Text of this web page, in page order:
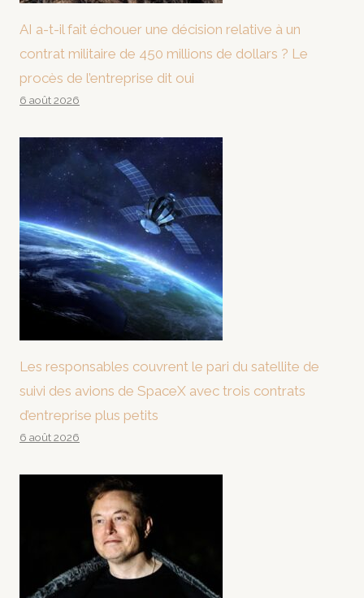
AI a-t-il fait échouer une décision relative à un
contrat militaire de 450 millions de dollars ? Le
procès de l’entreprise dit oui
6 août 2026
Les responsables couvrent le pari du satellite de
suivi des avions de SpaceX avec trois contrats
d’entreprise plus petits
6 août 2026